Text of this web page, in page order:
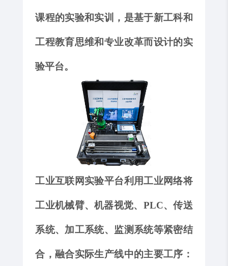
课程的实验和实训，是基于新工科和
工程教育思维和专业改革而设计的实
验平台。
工业互联网实验平台利用工业网络将
工业机械臂、机器视觉、 PLC、传送
系统、 加工系统、监测系统等紧密结
合，融合实际生产线中的主要工序：